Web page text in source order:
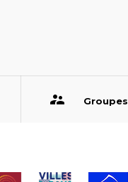
Groupes